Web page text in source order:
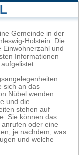
Gemeinde in der
Holstein. Die
Einwohnerzahl und
Informationen
sich an das
Nübel wenden.
und die
stehen auf
Sie können das
oder eine
je nachdem, was
und welche